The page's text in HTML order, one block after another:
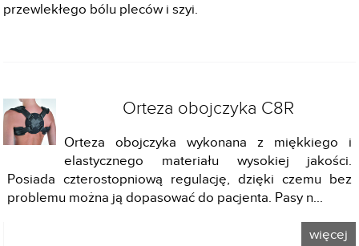
przewlekłego bólu pleców i szyi.
Orteza obojczyka C8R
Orteza obojczyka wykonana z miękkiego i
elastycznego materiału wysokiej jakości.
Posiada czterostopniową regulację, dzięki czemu bez
problemu można ją dopasować do pacjenta. Pasy n...
więcej